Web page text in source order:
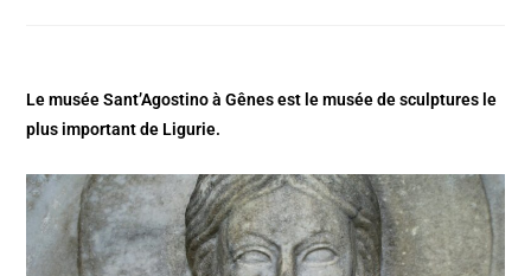
Le musée Sant’Agostino à Gênes est le musée de sculptures le
plus important de Ligurie.